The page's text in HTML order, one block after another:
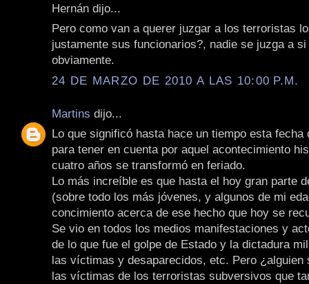
Hernán dijo...
Pero como van a querer juzgar a los terroristas
justamente sus funcionarios?, nadie se juzga a
obviamente.
24 DE MARZO DE 2010 A LAS 10:00 P.M.
Martins dijo...
Lo que significó hasta hace un tiempo esta fecha
para tener en cuenta por aquel acontecimiento
cuatro años se transformó en feriado.
Lo más increíble es que hasta el hoy gran parte
(sobre todo los más jóvenes, y algunos de mi
concimiento acerca de ese hecho que hoy se
Se vio en todos los medios manifestaciones y
de lo que fue el golpe de Estado y la dictadura
las víctimas y desaparecidos, etc. Pero ¿alguien
las víctimas de los terroristas subversivos que